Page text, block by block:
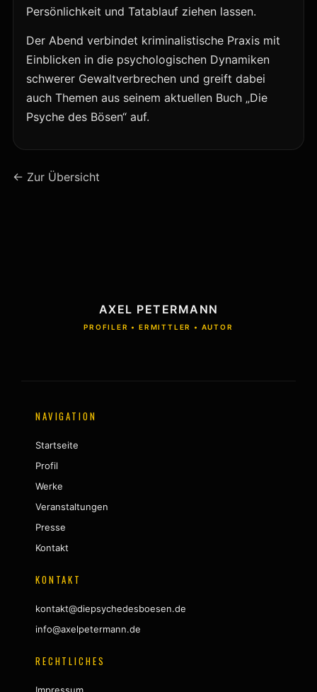
Persönlichkeit und Tatablauf ziehen lassen.
Der Abend verbindet kriminalistische Praxis mit
Einblicken in die psychologischen Dynamiken
schwerer Gewaltverbrechen und greift dabei
auch Themen aus seinem aktuellen Buch „Die
Psyche des Bösen“ auf.
← Zur Übersicht
AXEL PETERMANN
PROFILER • ERMITTLER • AUTOR
NAVIGATION
Startseite
Profil
Werke
Veranstaltungen
Presse
Kontakt
KONTAKT
kontakt@diepsychedesboesen.de
info@axelpetermann.de
RECHTLICHES
Impressum